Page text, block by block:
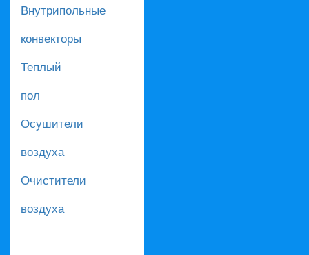
Внутрипольные
конвекторы
Теплый
пол
Осушители
воздуха
Очистители
воздуха